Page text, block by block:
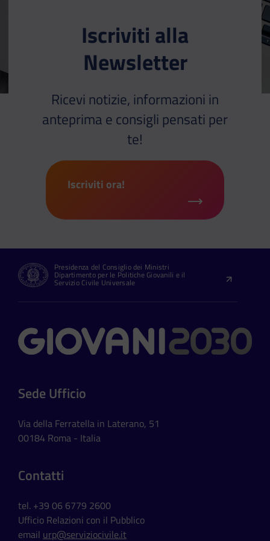
Iscriviti alla
Newsletter
Ricevi notizie, informazioni in
anteprima e consigli pensati per
te!
Iscriviti ora!
Presidenza del Consiglio dei Ministri
Dipartimento per le Politiche Giovanili e il
Servizio Civile Universale
Contatti
Sede Ufficio
Via della Ferratella in Laterano, 51
00184 Roma - Italia
Contatti
tel. +39 06 6779 2600
Ufficio Relazioni con il Pubblico
email urp@serviziocivile.it